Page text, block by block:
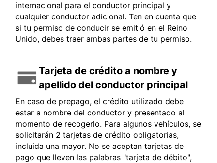
internacional para el conductor principal y
cualquier conductor adicional. Ten en cuenta que
si tu permiso de conducir se emitió en el Reino
Unido, debes traer ambas partes de tu permiso.
Tarjeta de crédito a nombre y
apellido del conductor principal
En caso de prepago, el crédito utilizado debe
estar a nombre del conductor y presentado al
momento de recogerlo. Para algunos vehículos, se
solicitarán 2 tarjetas de crédito obligatorias,
incluida una mayor. No se aceptan tarjetas de
pago que lleven las palabras "tarjeta de débito",